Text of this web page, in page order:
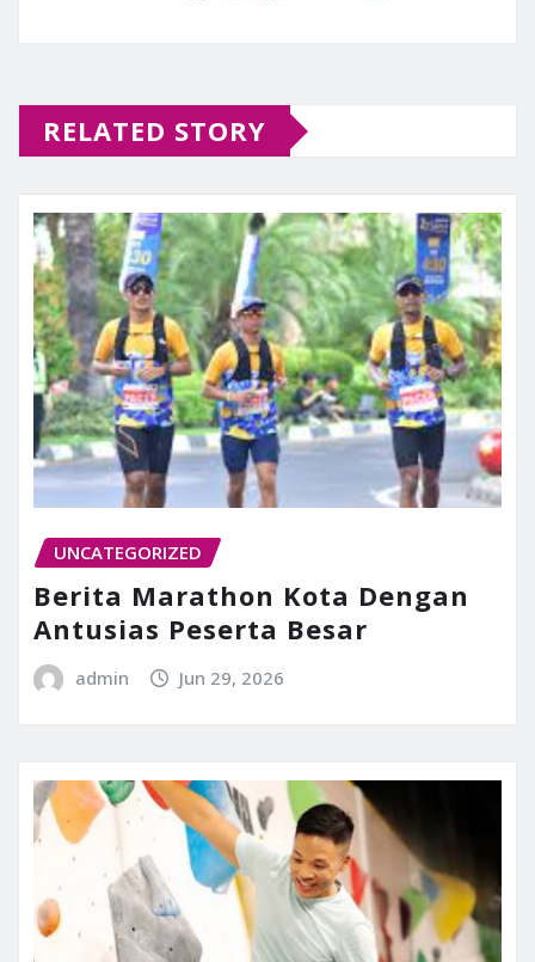
RELATED STORY
UNCATEGORIZED
Berita Marathon Kota Dengan
Antusias Peserta Besar
admin Jun 29, 2026